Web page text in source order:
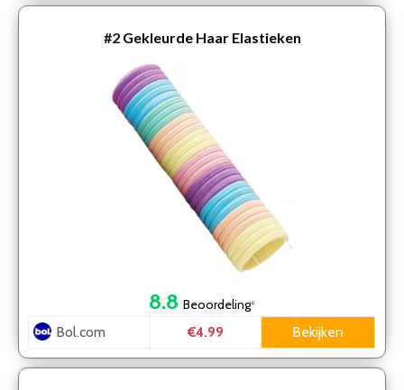
#2 Gekleurde Haar Elastieken
8.8 Beoordeling*
Bol.com €4.99 Bekijken